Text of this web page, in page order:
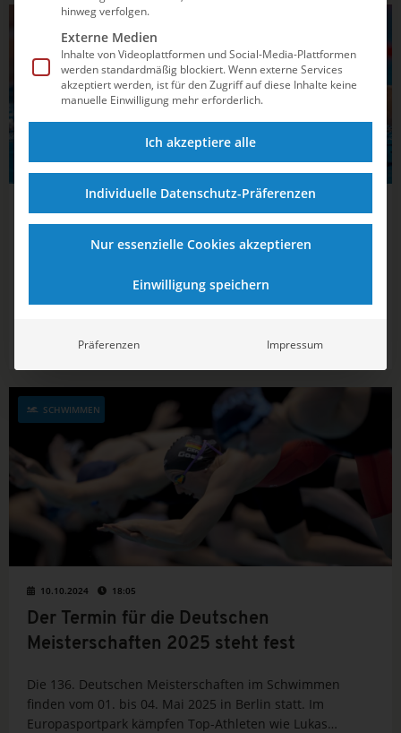
Wellbrock nahm sieben Kilo zu: Erstes
In der Seine reichte es diesmal nicht zum erhofften Gold,
über die Enttäuschung von Paris, neue Ziele und treue
SCHWIMMEN
10.10.2024 18:05
Der Termin für die Deutschen
Meisterschaften 2025 steht fest
Die 136. Deutschen Meisterschaften im Schwimmen
finden vom 01. bis 04. Mai 2025 in Berlin statt. Im
Europasportpark kämpfen Top-Athleten wie Lukas
hinweg verfolgen.
Externe Medien
Inhalte von Videoplattformen und Social-Media-Plattformen
werden standardmäßig blockiert. Wenn externe Services
akzeptiert werden, ist für den Zugriff auf diese Inhalte keine
manuelle Einwilligung mehr erforderlich.
Ich akzeptiere alle
Individuelle Datenschutz-Präferenzen
Nur essenzielle Cookies akzeptieren
Einwilligung speichern
Präferenzen Impressum